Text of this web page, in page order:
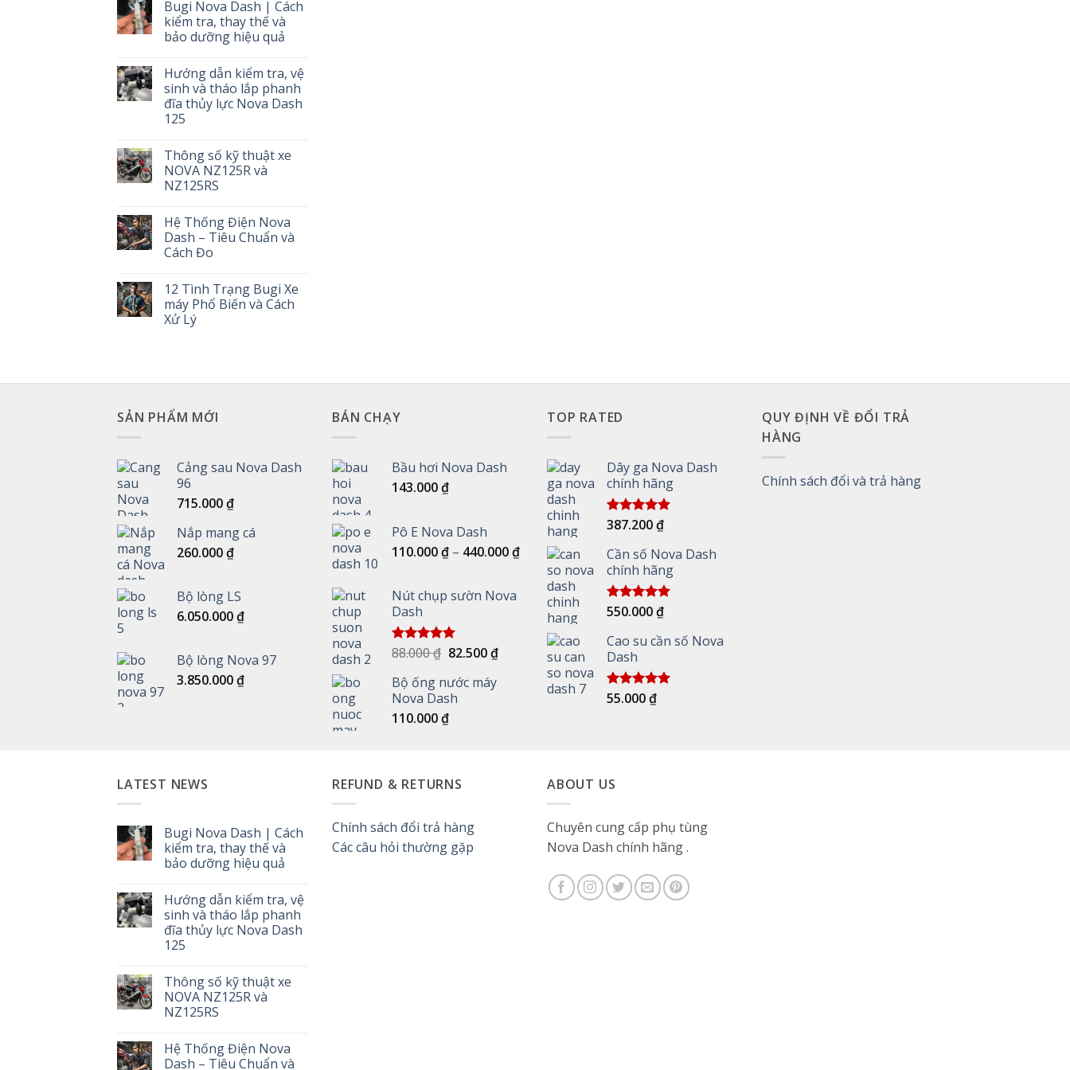
Bugi Nova Dash | Cách
kiểm tra, thay thế và
bảo dưỡng hiệu quả
bình
luận
ở
Bugi
Nova
Dash
kiểm
tra,
thay
thế
dưỡng
hiệu
quả
Hướng dẫn kiểm tra, vệ
sinh và tháo lắp phanh
đĩa thủy lực Nova Dash
125
bình
luận
ở
Hướng
tra,
vệ
sinh
và
tháo
đĩa
thủy
lực
Nova
Thông số kỹ thuật xe
NOVA NZ125R và
NZ125RS
bình
luận
ở
Thông
thuật
xe
NOVA
NZ125R
và
Hệ Thống Điện Nova
Dash – Tiêu Chuẩn và
Cách Đo
bình
luận
ở
Hệ
Tiêu
Cách
Đo
12 Tình Trạng Bugi Xe
máy Phổ Biến và Cách
Xử Lý
Trạng
Bugi
Biến
Cách
SẢN PHẨM MỚI
Cảng sau Nova Dash
96
715.000₫
Nắp mang cá
260.000₫
Bộ lòng LS
6.050.000₫
Bộ lòng Nova 97
3.850.000₫
BÁN CHẠY
Bầu hơi Nova Dash
143.000₫
Pô E Nova Dash
110.000₫ – 440.000₫Khoảng
110.000 ₫
440.000 ₫
Nút chụp sườn Nova
Dash
Được xếp
5.00
5 sao
88.000₫ Giá
là:
88.000 ₫.
82.500₫Giá
Bộ ống nước máy
Nova Dash
110.000₫
TOP RATED
Dây ga Nova Dash
chính hãng
Được xếp
5.00
5 sao
387.200₫
Cần số Nova Dash
chính hãng
Được xếp
5.00
5 sao
550.000₫
Cao su cần số Nova
Dash
Được xếp
5.00
55.000₫
QUY ĐỊNH VỀ ĐỔI TRẢ
HÀNG
Chính sách đổi và trả hàng
LATEST NEWS
Bugi Nova Dash | Cách
kiểm tra, thay thế và
bảo dưỡng hiệu quả
bình
luận
ở
Bugi
Nova
Dash
kiểm
tra,
thay
thế
dưỡng
hiệu
quả
Hướng dẫn kiểm tra, vệ
sinh và tháo lắp phanh
đĩa thủy lực Nova Dash
125
bình
luận
ở
Hướng
tra,
vệ
sinh
Thông số kỹ thuật xe
NOVA NZ125R và
NZ125RS
bình
luận
Hệ Thống Điện Nova
Dash – Tiêu Chuẩn và
REFUND & RETURNS
Chính sách đổi trả hàng
Các câu hỏi thường gặp
ABOUT US
Chuyên cung cấp phụ tùng
Nova Dash chính hãng .